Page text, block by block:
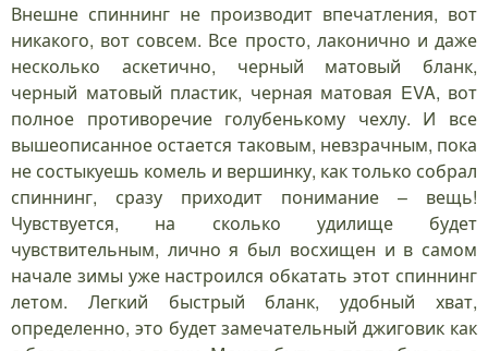
Внешне спиннинг не производит впечатления, вот
никакого, вот совсем. Все просто, лаконично и даже
несколько аскетично, черный матовый бланк,
черный матовый пластик, черная матовая EVA, вот
полное противоречие голубенькому чехлу. И все
вышеописанное остается таковым, невзрачным, пока
не состыкуешь комель и вершинку, как только собрал
спиннинг, сразу приходит понимание – вещь!
Чувствуется, на сколько удилище будет
чувствительным, лично я был восхищен и в самом
начале зимы уже настроился обкатать этот спиннинг
летом. Легкий быстрый бланк, удобный хват,
определенно, это будет замечательный джиговик как